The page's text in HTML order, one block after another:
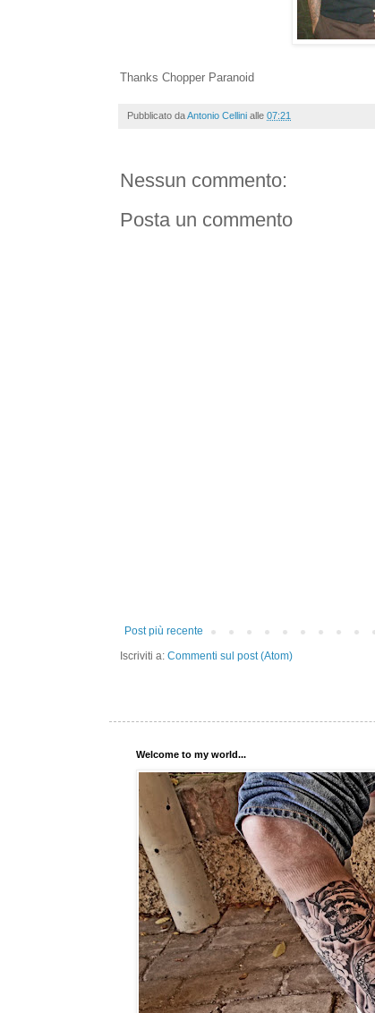
Thanks Chopper Paranoid
Pubblicato daAntonio Cellini alle 07:21
Nessun commento:
Posta un commento
Post più recente
Iscriviti a: Commenti sul post (Atom)
Welcome to my world...